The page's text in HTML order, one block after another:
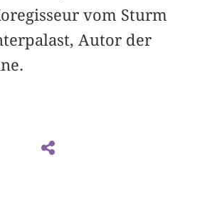
vom Sturm
Autor der